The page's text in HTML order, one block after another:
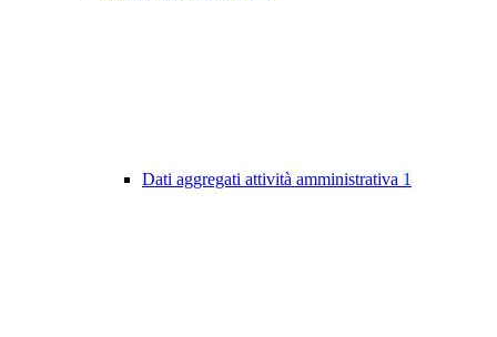
Dati aggregati attività amministrativa 1